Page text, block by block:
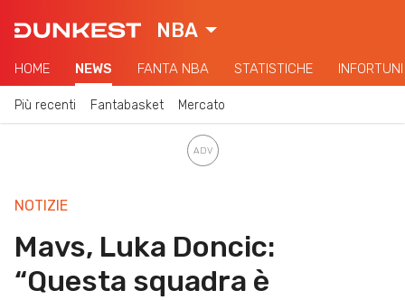
NBA
HOME NEWS FANTA NBA STATISTICHE INFORTUNI
Più recenti Fantabasket Mercato
NOTIZIE
Mavs, Luka Doncic:
“Questa squadra è